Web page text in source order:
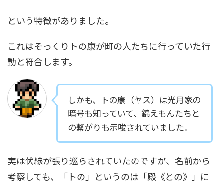
という特徴がありました。
これはそっくりトの康が町の人たちに行っていた行
動と符合します。
しかも、トの康（ヤス）は光月家の
暗号も知っていて、錦えもんたちと
の繋がりも示唆されていました。
実は伏線が張り巡らされていたのですが、名前から
考察しても、「トの」というのは「殿《との》」に